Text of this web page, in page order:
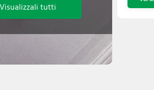
Visualizzali tutti